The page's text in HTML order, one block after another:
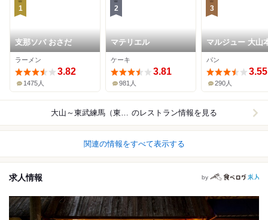
1
支那ソバ おさだ
ラーメン
3.82
1475人
2
マテリエル
ケーキ
3.81
981人
3
マルジュー 大山
パン
3.55
290人
大山～東武練馬（東武東上線） のレストラン情報を見る
関連の情報をすべて表示する
求人情報 by